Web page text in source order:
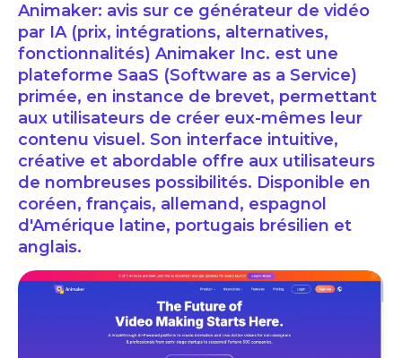
Animaker: avis sur ce générateur de vidéo
par IA (prix, intégrations, alternatives,
fonctionnalités) Animaker Inc. est une
plateforme SaaS (Software as a Service)
primée, en instance de brevet, permettant
aux utilisateurs de créer eux-mêmes leur
contenu visuel. Son interface intuitive,
créative et abordable offre aux utilisateurs
de nombreuses possibilités. Disponible en
coréen, français, allemand, espagnol
d'Amérique latine, portugais brésilien et
anglais.